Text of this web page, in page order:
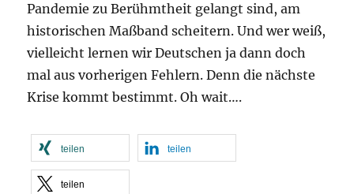
Pandemie zu Berühmtheit gelangt sind, am
historischen Maßband scheitern. Und wer weiß,
vielleicht lernen wir Deutschen ja dann doch
mal aus vorherigen Fehlern. Denn die nächste
Krise kommt bestimmt. Oh wait….
teilen teilen
teilen